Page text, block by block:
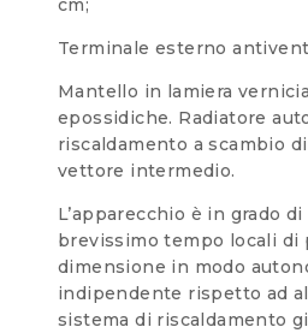
Terminale esterno
Mantello in lamiera
epossidiche. Radiatore
riscaldamento a scambio
vettore intermedio.
L’apparecchio è in grado
brevissimo tempo locali di
dimensione in modo
indipendente rispetto ad
sistema di riscaldamento